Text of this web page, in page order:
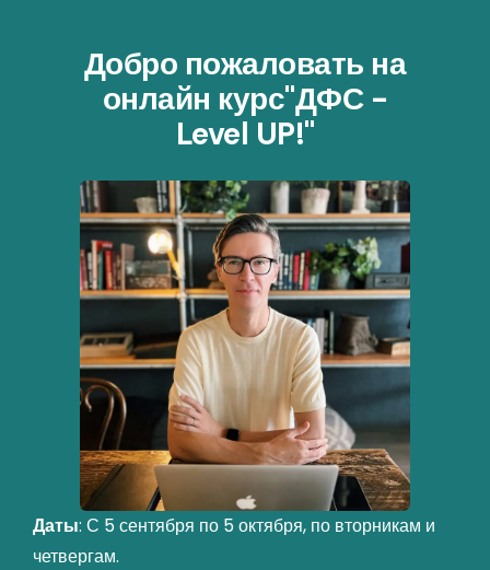
Добро пожаловать на
онлайн курс"ДФС -
Level UP!"
Даты: С 5 сентября по 5 октября, по вторникам и
четвергам.